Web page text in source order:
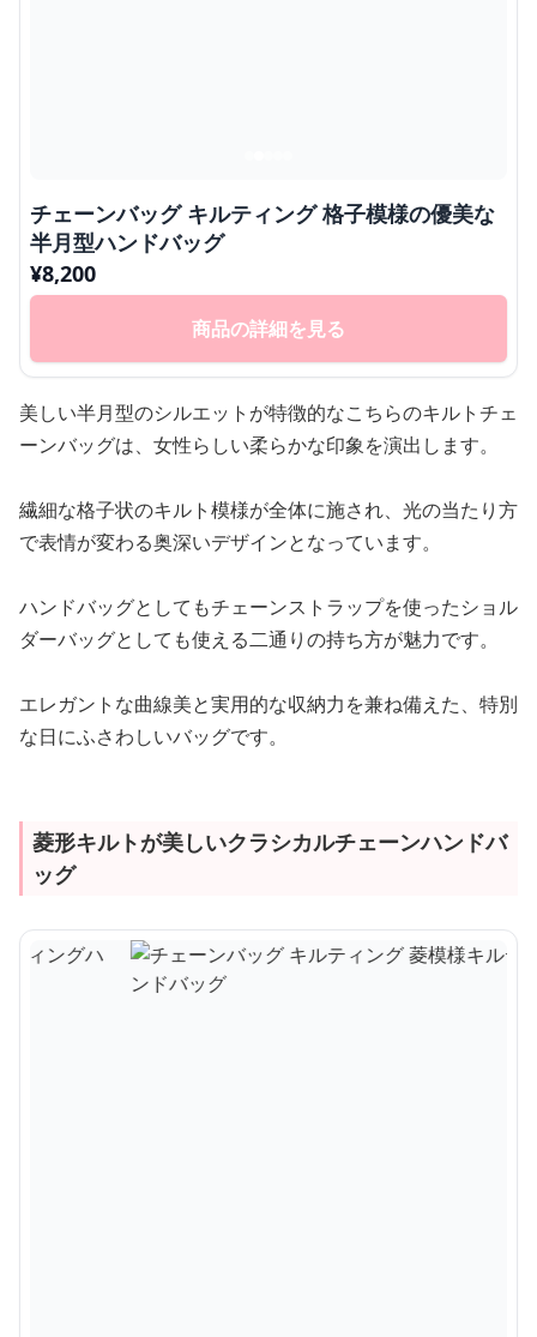
チェーンバッグ キルティング 格子模様の優美な
半月型ハンドバッグ
¥8,200
商品の詳細を見る
美しい半月型のシルエットが特徴的なこちらのキルトチェ
ーンバッグは、女性らしい柔らかな印象を演出します。
繊細な格子状のキルト模様が全体に施され、光の当たり方
で表情が変わる奥深いデザインとなっています。
ハンドバッグとしてもチェーンストラップを使ったショル
ダーバッグとしても使える二通りの持ち方が魅力です。
エレガントな曲線美と実用的な収納力を兼ね備えた、特別
な日にふさわしいバッグです。
菱形キルトが美しいクラシカルチェーンハンドバ
ッグ